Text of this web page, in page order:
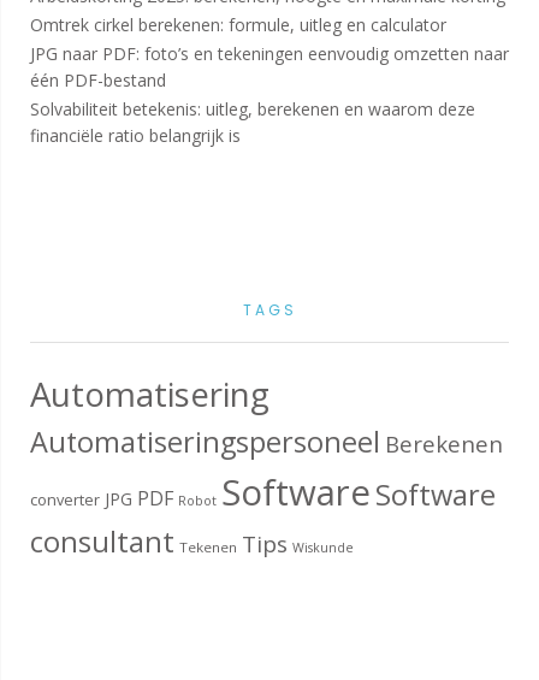
Omtrek cirkel berekenen: formule, uitleg en calculator
JPG naar PDF: foto’s en tekeningen eenvoudig omzetten naar
één PDF-bestand
Solvabiliteit betekenis: uitleg, berekenen en waarom deze
financiële ratio belangrijk is
TAGS
Automatisering
Automatiseringspersoneel Berekenen
converter JPG PDF Robot SoftwareSoftware
consultant Tekenen Tips Wiskunde